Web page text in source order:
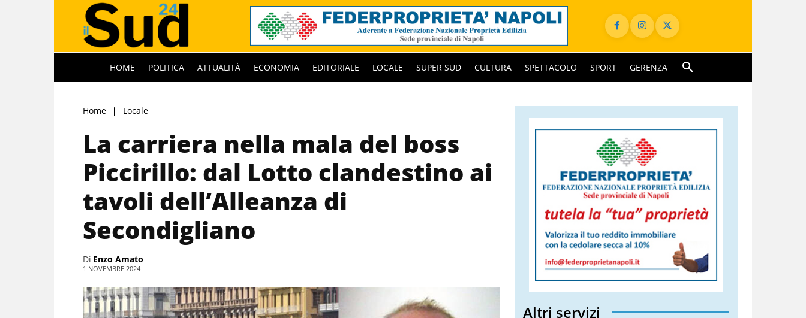
HOME POLITICA ATTUALITÀ ECONOMIA EDITORIALE LOCALE SUPER SUD CULTURA SPETTACOLO SPORT GERENZA
Home Locale
La carriera nella mala del boss
Piccirillo: dal Lotto clandestino ai
tavoli dell’Alleanza di
Secondigliano
Di Enzo Amato
1 NOVEMBRE 2024
Altri servizi